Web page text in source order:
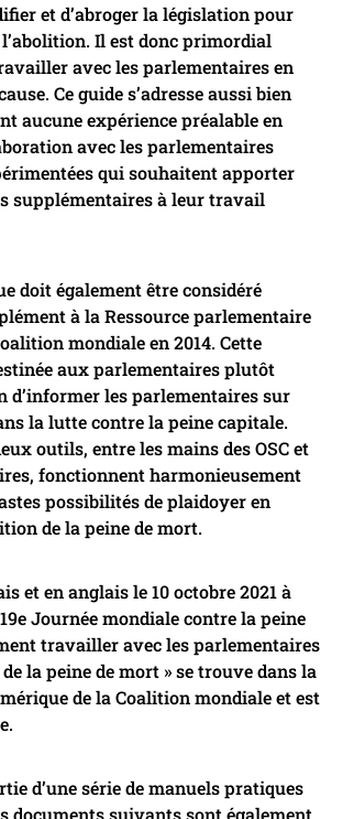
et d’abroger la législation pour
Il est donc primordial
avec les parlementaires en
Ce guide s’adresse aussi bien
aucune expérience préalable en
avec les parlementaires
qui souhaitent apporter
supplémentaires à leur travail
doit également être considéré
à la Ressource parlementaire
mondiale en 2014. Cette
aux parlementaires plutôt
d’informer les parlementaires sur
la lutte contre la peine capitale.
outils, entre les mains des OSC et
fonctionnent harmonieusement
possibilités de plaidoyer en
de la peine de mort.
et en anglais le 10 octobre 2021 à
Journée mondiale contre la peine
travailler avec les parlementaires
la peine de mort » se trouve dans la
de la Coalition mondiale et est
d’une série de manuels pratiques
documents suivants sont également